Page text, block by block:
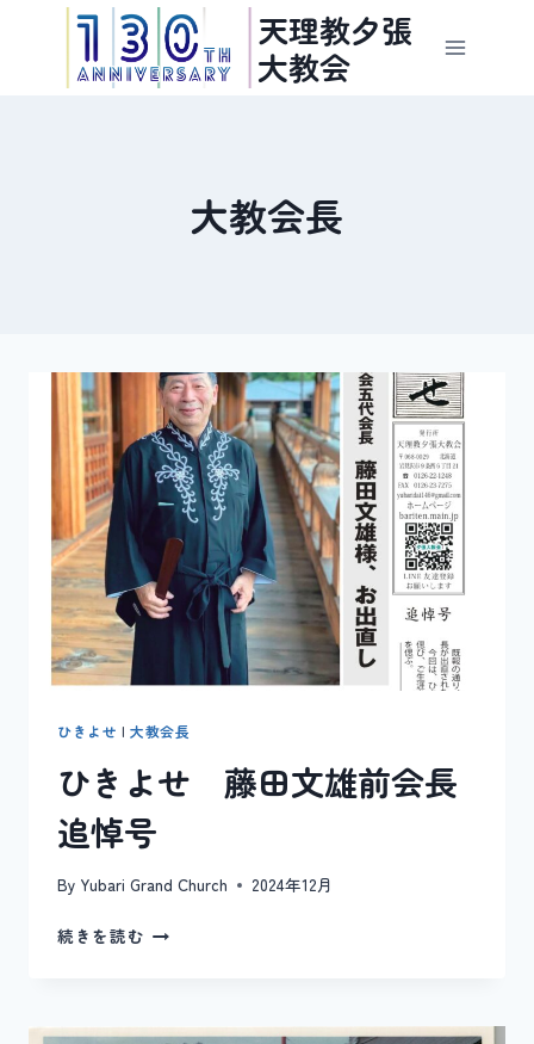
天理教夕張
大教会
大教会長
ひきよせ |大教会長
ひきよせ 藤田文雄前会長
追悼号
By Yubari Grand Church 2024年12月
続きを読む
藤